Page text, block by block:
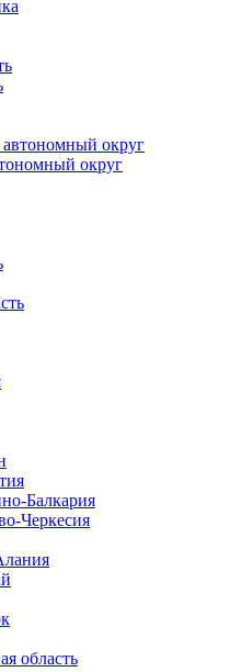
округ
округ
Балкария
Черкесия
область